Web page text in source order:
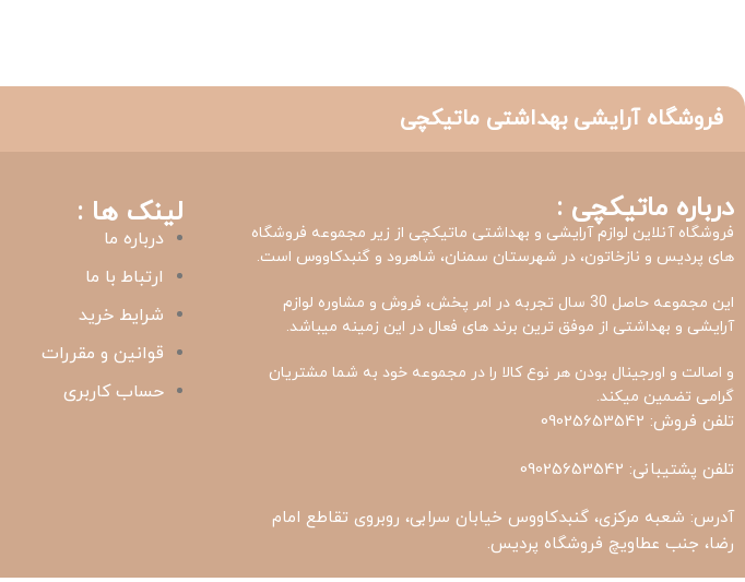
فروشگاه آرایشی بهداشتی ماتیکچی
درباره ماتیکچی :
فروشگاه آنلاین لوازم آرایشی و بهداشتی ماتیکچی از زیر مجموعه فروشگاه
های پردیس و نازخاتون، در شهرستان سمنان، شاهرود و گنبدکاووس است.
این مجموعه حاصل 30 سال تجربه در امر پخش، فروش و مشاوره لوازم
آرایشی و بهداشتی از موفق ترین برند های فعال در این زمینه میباشد.
و اصالت و اورجینال بودن هر نوع کالا را در مجموعه خود به شما مشتریان
گرامی تضمین میکند.
تلفن فروش: 09025653542
تلفن پشتیبانی: 09025653542
آدرس: شعبه مرکزی، گنبدکاووس خیابان سرابی، روبروی تقاطع امام
رضا، جنب عطاویچ فروشگاه پردیس.
لینک ها :
درباره ما
ارتباط با ما
شرایط خرید
قوانین و مقررات
حساب کاربری